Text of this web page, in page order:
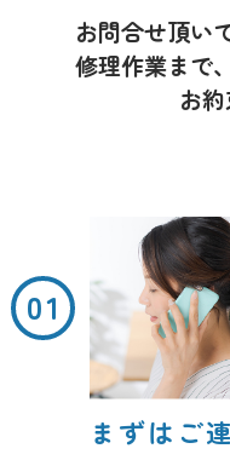
お問合せ頂い
修理作業まで
お約
まずはご